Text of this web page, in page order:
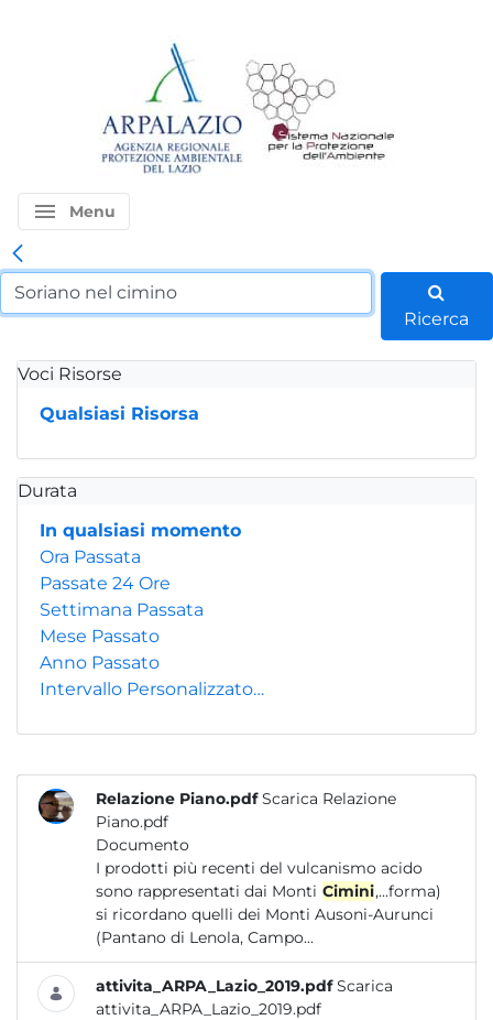
menu Menu
Ricerca
Voci Risorse
Qualsiasi Risorsa
Durata
In qualsiasi momento
Ora Passata
Passate 24 Ore
Settimana Passata
Mese Passato
Anno Passato
Intervallo Personalizzato…
Relazione Piano.pdf Scarica Relazione
Piano.pdf
Documento
I prodotti più recenti del vulcanismo acido
sono rappresentati dai Monti Cimini,...forma)
si ricordano quelli dei Monti Ausoni-Aurunci
(Pantano di Lenola, Campo...
attivita_ARPA_Lazio_2019.pdf Scarica
attivita_ARPA_Lazio_2019.pdf